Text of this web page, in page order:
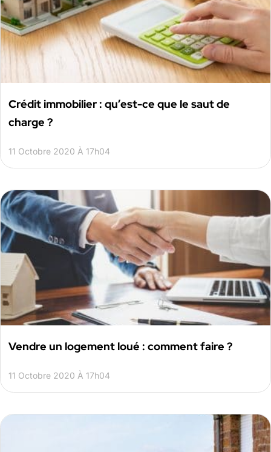
Crédit immobilier : qu’est-ce que le saut de
charge ?
11 Octobre 2020 À 17h04
Vendre un logement loué : comment faire ?
11 Octobre 2020 À 17h04